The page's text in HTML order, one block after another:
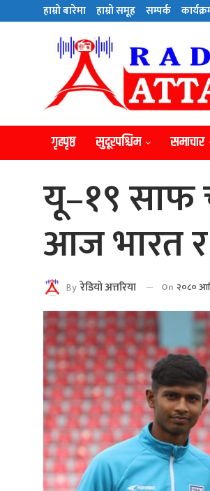
हाम्राे बारेमा हाम्राे समूह सम्पर्क
गृहपृष्ठ सुदूरपश्चिम समाचार
यू–१९ साफ
आज भारत
By रेडियाे अत्तरिया On २०८०